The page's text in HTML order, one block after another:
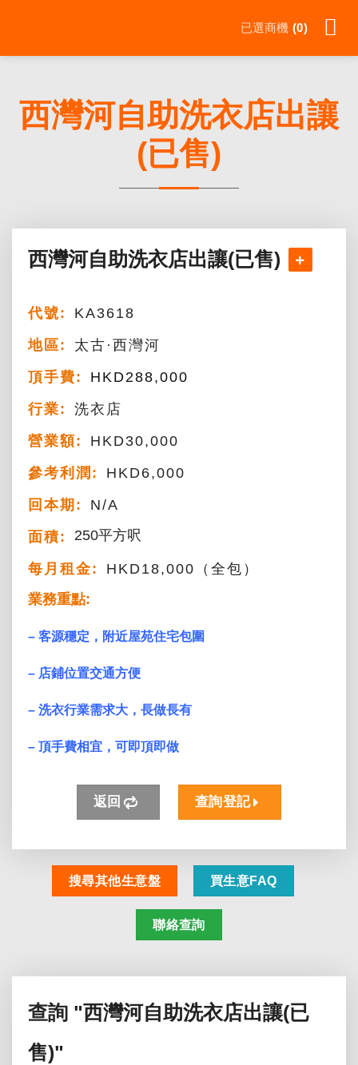
已選商機 0
西灣河自助洗衣店出讓
(已售)
西灣河自助洗衣店出讓(已售)
代號:
KA3618
地區:
太古·西灣河
頂手費:
HKD288,000
行業:
洗衣店
營業額:
HKD30,000
參考利潤:
HKD6,000
回本期:
N/A
面積:
250平方呎
每月租金:
HKD18,000（全包）
業務重點:
– 客源穩定，附近屋苑住宅包圍
– 店鋪位置交通方便
– 洗衣行業需求大，長做長有
– 頂手費相宜，可即頂即做
返回 查詢登記
搜尋其他生意盤 買生意FAQ
聯絡查詢
查詢 "西灣河自助洗衣店出讓(已
售)"